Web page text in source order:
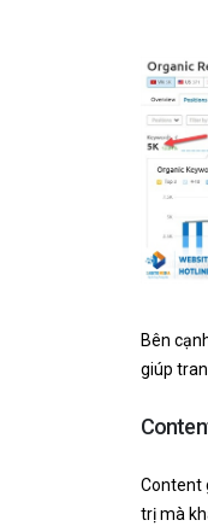
Bên
giúp
Content
trị mà